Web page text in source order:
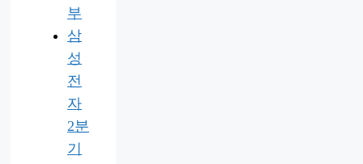
부
삼
성
전
자
2분
기